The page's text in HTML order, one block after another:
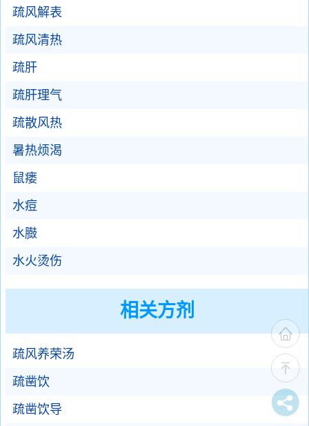
疏风解表
疏风清热
疏肝
疏肝理气
疏散风热
暑热烦渴
鼠瘘
水痘
水臌
水火烫伤
相关方剂
疏风养荣汤
疏凿饮
疏凿饮导